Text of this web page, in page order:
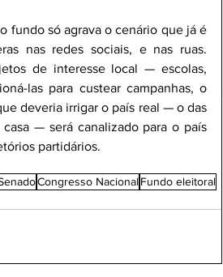
fundo só agrava o cenário que já é
nas redes sociais, e nas ruas.
de interesse local — escolas,
las para custear campanhas, o
deveria irrigar o país real — o das
casa — será canalizado para o país
partidários.
Congresso NacionalFundo eleitoral